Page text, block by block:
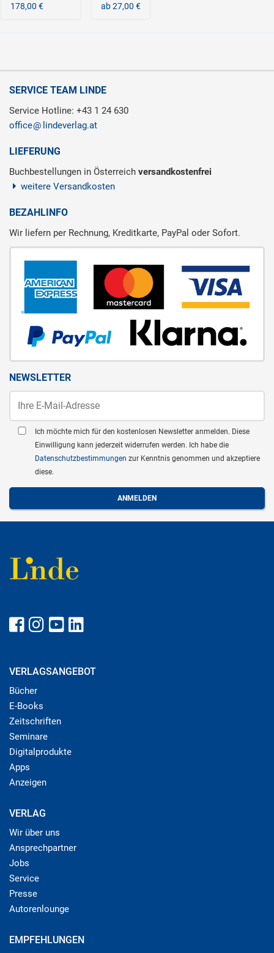
178,00 €
ab 27,00 €
SERVICE TEAM LINDE
Service Hotline: +43 1 24 630
office
lindeverlag.at
LIEFERUNG
Buchbestellungen in Österreich versandkostenfrei
weitere Versandkosten
BEZAHLINFO
Wir liefern per Rechnung, Kreditkarte, PayPal oder Sofort.
NEWSLETTER
Ich möchte mich für den kostenlosen Newsletter anmelden. Diese
Einwilligung kann jederzeit widerrufen werden. Ich habe die
Datenschutzbestimmungen zur Kenntnis genommen und akzeptiere
diese.
VERLAGSANGEBOT
Bücher
E-Books
Zeitschriften
Seminare
Digitalprodukte
Apps
Anzeigen
VERLAG
Wir über uns
Ansprechpartner
Jobs
Service
Presse
Autorenlounge
EMPFEHLUNGEN